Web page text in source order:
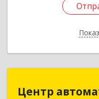
Центр
Центр